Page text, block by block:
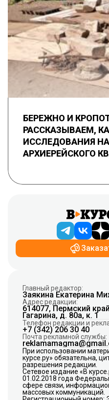
БЕРЕЖНО И
РАССКАЗЫВАЕМ,
ИССЛЕДОВАНИЯ
АРХИЕРЕЙСКОГО
Главный редактор:
Заякина Екатерина
Адрес редакции:
614077, Пермский
Гагарина, д. 80а, к. 1
Телефон редакции и
+7 (342) 206 30 40
Почта рекламной службы:
При использовании
курсе.ру» обязательна,
разрешения редакции.
Сетевое издание «В
01.02.2018 года
сфере связи,
массовых коммуникаций.